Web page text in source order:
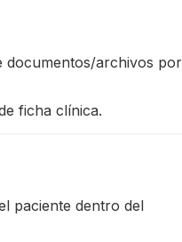
documentos/archivos por
ficha clínica.
paciente dentro del